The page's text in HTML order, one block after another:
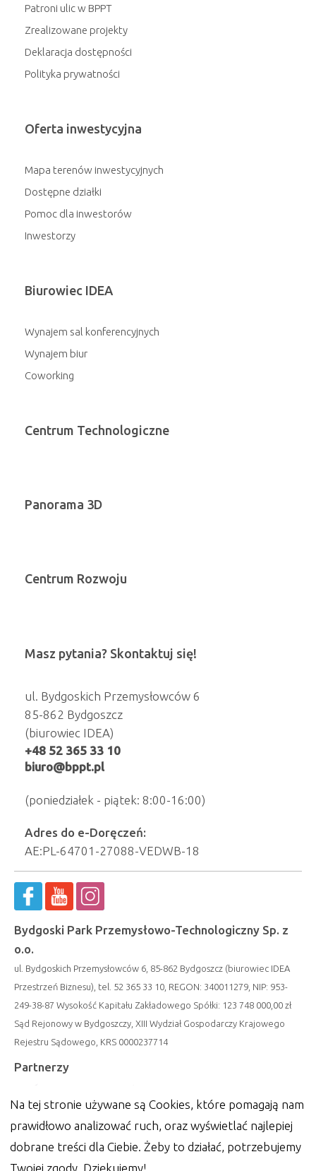
Patroni ulic w BPPT
Zrealizowane projekty
Deklaracja dostępności
Polityka prywatności
Oferta inwestycyjna
Mapa terenów inwestycyjnych
Dostępne działki
Pomoc dla inwestorów
Inwestorzy
Biurowiec IDEA
Wynajem sal konferencyjnych
Wynajem biur
Coworking
Centrum Technologiczne
Panorama 3D
Centrum Rozwoju
Masz pytania? Skontaktuj się!
ul. Bydgoskich Przemysłowców 6
85-862 Bydgoszcz
(biurowiec IDEA)
+48 52 365 33 10
biuro@bppt.pl
(poniedziałek - piątek: 8:00-16:00)
Adres do e-Doręczeń:
AE:PL-64701-27088-VEDWB-18
Bydgoski Park Przemysłowo-Technologiczny Sp. z
o.o.
ul. Bydgoskich Przemysłowców 6, 85-862 Bydgoszcz (biurowiec IDEA
Przestrzeń Biznesu), tel. 52 365 33 10, REGON: 340011279, NIP: 953-
249-38-87 Wysokość Kapitału Zakładowego Spółki: 123 748 000,00 zł
Sąd Rejonowy w Bydgoszczy, XIII Wydział Gospodarczy Krajowego
Rejestru Sądowego, KRS 0000237714
Partnerzy
Na tej stronie używane są Cookies, które pomagają nam
prawidłowo analizować ruch, oraz wyświetlać najlepiej
dobrane treści dla Ciebie. Żeby to działać, potrzebujemy
Twojej zgody. Dziękujemy!